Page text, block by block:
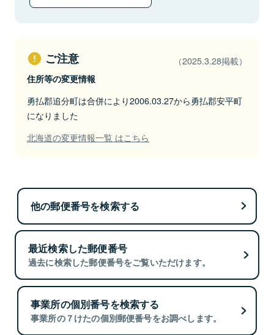
ご注意 （2025.3.28掲載）
住所等の変更情報
勇払郡追分町は合併により2006.03.27から勇払郡安平町
になりました
北海道の変更情報一覧 はこちら
他の郵便番号を検索する
最近検索した郵便番号
過去に検索した郵便番号をご覧いただけます。
事業所の個別番号を検索する
事業所の７けたの個別郵便番号をお調べします。